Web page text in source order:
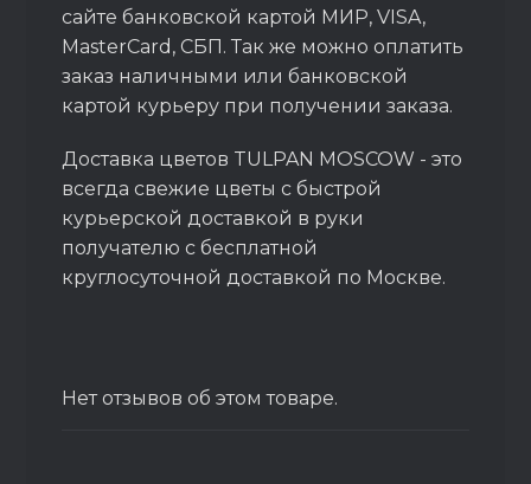
сайте банковской картой МИР, VISA,
MasterCard, СБП. Так же можно оплатить
заказ наличными или банковской
картой курьеру при получении заказа.
Доставка цветов TULPAN MOSCOW - это
всегда свежие цветы с быстрой
курьерской доставкой в руки
получателю с бесплатной
круглосуточной доставкой по Москве.
Нет отзывов об этом товаре.